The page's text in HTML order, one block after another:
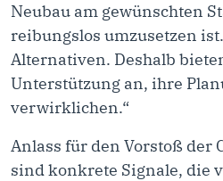
Neubau am gewünschten
reibungslos umzusetzen
Alternativen. Deshalb
Unterstützung an, ihre
verwirklichen.“
Anlass für den Vorstoß der
sind konkrete Signale, die